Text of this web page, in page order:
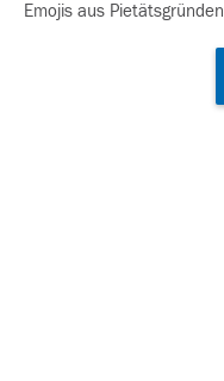
Emojis aus